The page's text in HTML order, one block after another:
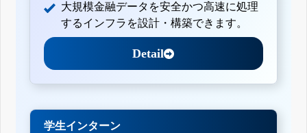
大規模金融データを安全かつ高速に処理
するインフラを設計・構築できます。
Detail
学生インターン